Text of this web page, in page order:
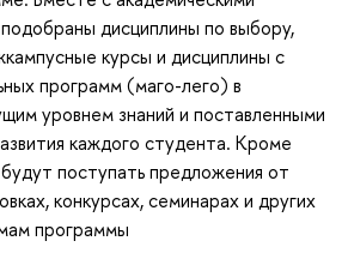
дисциплины по выбору,
курсы и дисциплины с
программ (маго-лего) в
уровнем знаний и поставленными
каждого студента. Кроме
поступать предложения от
конкурсах, семинарах и других
программы